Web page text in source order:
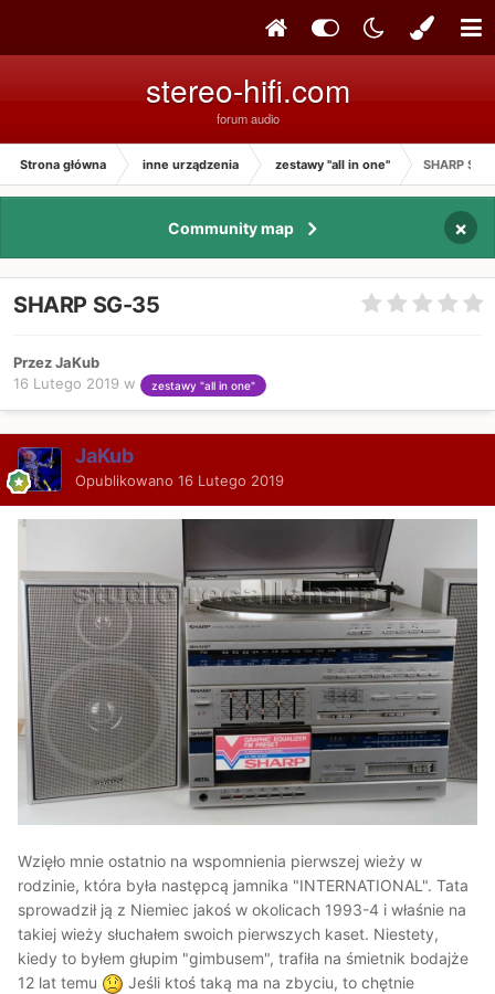
stereo-hifi.com
forum audio
Strona główna inne urządzenia zestawy "all in one" SHARP SG-
Community map ×
SHARP SG-35
Przez JaKub
16 Lutego 2019 w zestawy "all in one"
JaKub
Opublikowano 16 Lutego 2019
Wzięło mnie ostatnio na wspomnienia pierwszej wieży w
rodzinie, która była następcą jamnika "INTERNATIONAL". Tata
sprowadził ją z Niemiec jakoś w okolicach 1993-4 i właśnie na
takiej wieży słuchałem swoich pierwszych kaset. Niestety,
kiedy to byłem głupim "gimbusem", trafiła na śmietnik bodajże
12 lat temu
Jeśli ktoś taką ma na zbyciu, to chętnie